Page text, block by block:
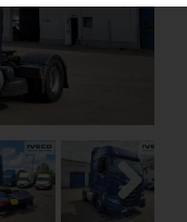
Next